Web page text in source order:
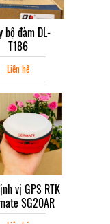
khoảng cách
600m
Liên hệ
Bình Nikon
AC 2S